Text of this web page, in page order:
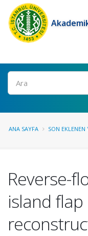
Ara
ANA SAYFA SON EKLENEN
Reverse-
island flap